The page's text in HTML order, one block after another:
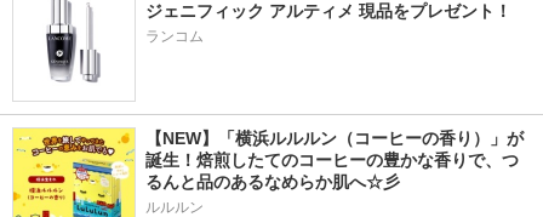
ジェニフィック アルティメ 現品をプレゼント！
ランコム
【NEW】「横浜ルルルン（コーヒーの香り）」が
誕生！焙煎したてのコーヒーの豊かな香りで、つ
るんと品のあるなめらか肌へ☆彡
ルルルン